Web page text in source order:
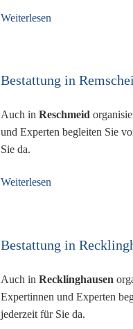
Weiterlesen
Bestattung in
Auch in Reschmeid
und Experten begleiten Sie
Sie da.
Weiterlesen
Bestattung in
Auch in Recklinghausen
Expertinnen und Experten
jederzeit für Sie da.